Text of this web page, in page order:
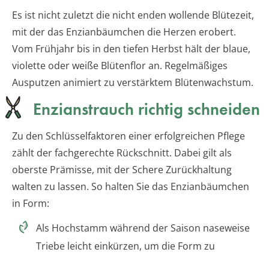
Es ist nicht zuletzt die nicht enden wollende Blütezeit,
mit der das Enzianbäumchen die Herzen erobert.
Vom Frühjahr bis in den tiefen Herbst hält der blaue,
violette oder weiße Blütenflor an. Regelmäßiges
Ausputzen animiert zu verstärktem Blütenwachstum.
Enzianstrauch richtig schneiden
Zu den Schlüsselfaktoren einer erfolgreichen Pflege
zählt der fachgerechte Rückschnitt. Dabei gilt als
oberste Prämisse, mit der Schere Zurückhaltung
walten zu lassen. So halten Sie das Enzianbäumchen
in Form:
Als Hochstamm während der Saison naseweise
Triebe leicht einkürzen, um die Form zu